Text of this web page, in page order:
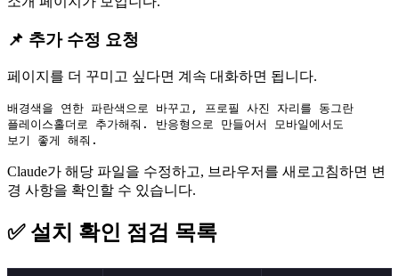
📌 추가 수정 요청
페이지를 더 꾸미고 싶다면 계속 대화하면 됩니다.
배경색을 연한 파란색으로 바꾸고, 프로필 사진 자리를 동그란
플레이스홀더로 추가해줘. 반응형으로 만들어서 모바일에서도
Claude가 해당 파일을 수정하고, 브라우저를 새로고침하면 변
경 사항을 확인할 수 있습니다.
✅ 설치 확인 점검 목록